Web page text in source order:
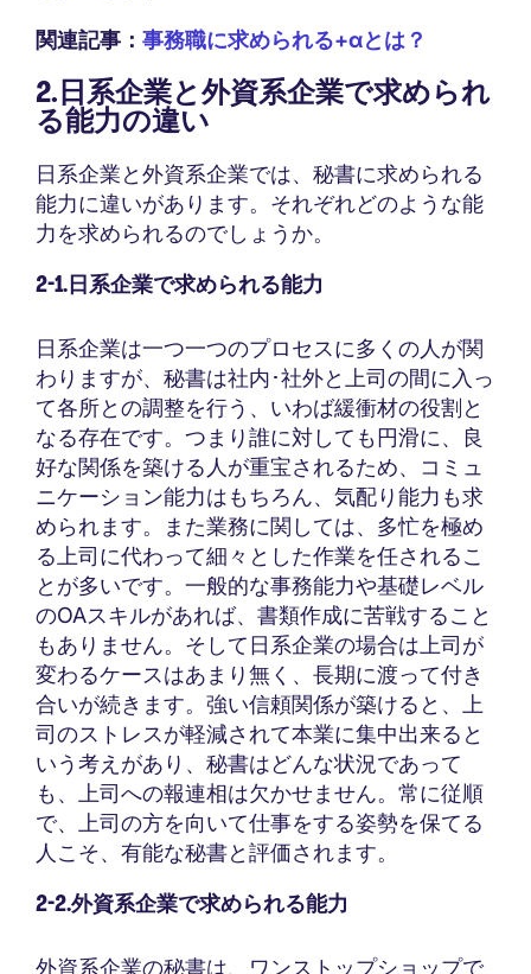
関連記事： 事務職に求められる+αとは？
2.日系企業と外資系企業で求められ
る能力の違い
日系企業と外資系企業では、秘書に求められる
能力に違いがあります。それぞれどのような能
力を求められるのでしょうか。
2-1.日系企業で求められる能力
日系企業は一つ一つのプロセスに多くの人が関
わりますが、秘書は社内･社外と上司の間に入っ
て各所との調整を行う、いわば緩衝材の役割と
なる存在です。つまり誰に対しても円滑に、良
好な関係を築ける人が重宝されるため、コミュ
ニケーション能力はもちろん、気配り能力も求
められます。また業務に関しては、多忙を極め
る上司に代わって細々とした作業を任されるこ
とが多いです。一般的な事務能力や基礎レベル
のOAスキルがあれば、書類作成に苦戦すること
もありません。そして日系企業の場合は上司が
変わるケースはあまり無く、長期に渡って付き
合いが続きます。強い信頼関係が築けると、上
司のストレスが軽減されて本業に集中出来ると
いう考えがあり、秘書はどんな状況であって
も、上司への報連相は欠かせません。常に従順
で、上司の方を向いて仕事をする姿勢を保てる
人こそ、有能な秘書と評価されます。
2-2.外資系企業で求められる能力
外資系企業の秘書は、ワンストップショップで